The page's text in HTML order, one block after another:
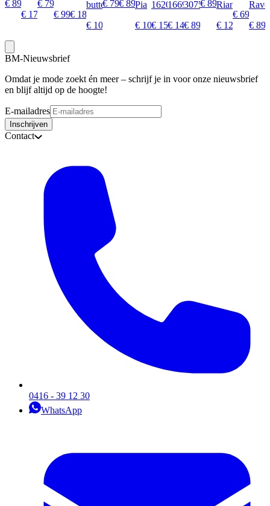
€ 89,99
€ 175,00
€ 79,99
€ 99,95€ 185,00
butterfly
€ 109,95
€ 79,99€ 89,99
Pia
€ 109,95€ 54,97
1620
€ 159,99€ 79,99
1669
€ 145,00
€ 72,50
30757
€ 89,95
€ 44,97
€ 89,99
Rian
€ 129,95€
€ 69,95
€
BM-Nieuwsbrief
Omdat je mode zoekt én meer – schrijf je in voor onze nieuwsbrief
en blijf altijd op de hoogte!
E-mailadres
Inschrijven
Contact
0416 - 39 12 30
WhatsApp